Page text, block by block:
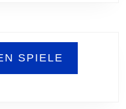
SPIELE